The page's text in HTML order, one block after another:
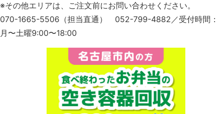
※その他エリアは、ご注文前にお問い合わせください。
070-1665-5506（担当直通） 052-799-4882／受付時間：
月〜土曜9:00〜18:00